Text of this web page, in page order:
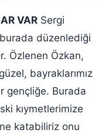
VAR Sergi
burada düzenlediği
Özlenen Özkan,
bayraklarımız
gençliğe. Burada
kıymetlerimize
katabiliriz onu